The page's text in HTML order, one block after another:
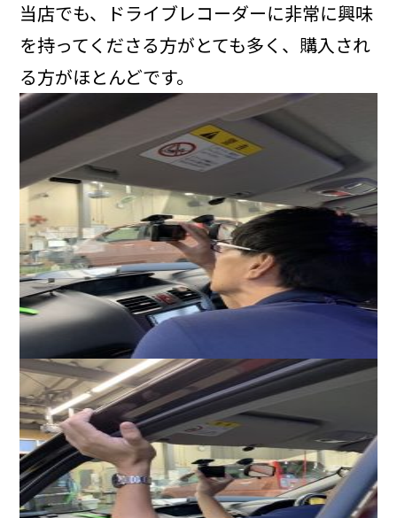
当店でも、ドライブレコーダーに非常に興味
を持ってくださる方がとても多く、購入され
る方がほとんどです。